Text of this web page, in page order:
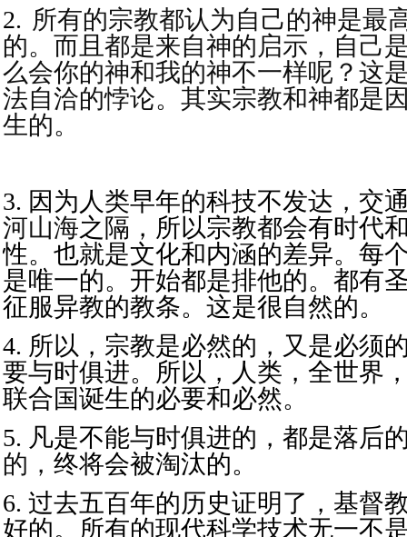
2. 所有的宗教都认为自己的神是最
的。而且都是来自神的启示，自己
么会你的神和我的神不一样呢？这
法自洽的悖论。其实宗教和神都是
生的。
3. 因为人类早年的科技不发达，交
河山海之隔，所以宗教都会有时代
性。也就是文化和内涵的差异。每
是唯一的。开始都是排他的。都有
征服异教的教条。 这是很自然的。
4. 所以，宗教是必然的，又是必须
要与时俱进。所以，人类，全世界
联合国诞生的必要和必然。
5. 凡是不能与时俱进的，都是落后
的， 终将会被淘汰的。
6. 过去五百年的历史证明了，基督
好的。所有的现代科学技术无一不